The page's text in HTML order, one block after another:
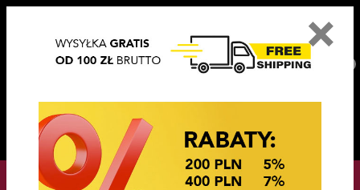
OKAZJE CENOWE
×